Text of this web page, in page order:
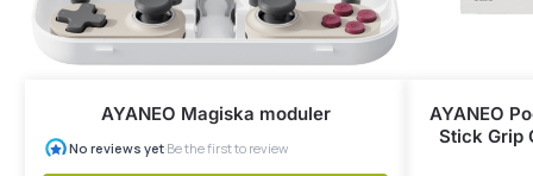
AYANEO Magiska moduler
AYANEO
Stick Grip